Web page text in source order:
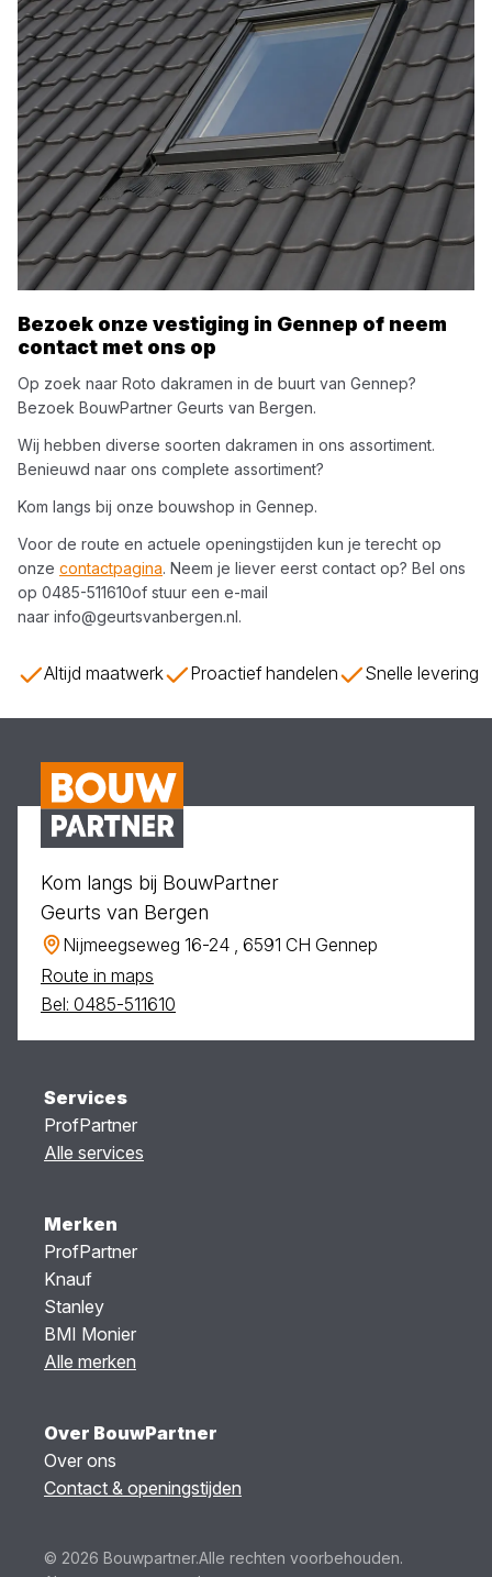
Bezoek onze vestiging in Gennep of neem
contact met ons op
Op zoek naar Roto dakramen in de buurt van Gennep?
Bezoek BouwPartner Geurts van Bergen.
Wij hebben diverse soorten dakramen in ons assortiment.
Benieuwd naar ons complete assortiment?
Kom langs bij onze bouwshop in Gennep.
Voor de route en actuele openingstijden kun je terecht op
onze contactpagina. Neem je liever eerst contact op? Bel ons
op 0485-511610of stuur een e-mail
naar info@geurtsvanbergen.nl.
Altijd maatwerk Proactief handelen Snelle levering
Kom langs bij BouwPartner
Geurts van Bergen
Nijmeegseweg 16-24 , 6591 CH Gennep
Route in maps
Bel: 0485-511610
Services
ProfPartner
Alle services
Merken
ProfPartner
Knauf
Stanley
BMI Monier
Alle merken
Over BouwPartner
Over ons
Contact & openingstijden
© 2026 Bouwpartner.Alle rechten voorbehouden.